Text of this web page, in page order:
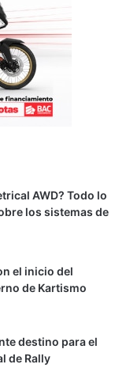
AWD? Todo lo
los sistemas de
el inicio del
de Kartismo
destino para el
de Rally